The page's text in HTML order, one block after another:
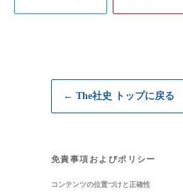
← The社史 トップに戻る
免責事項およびポリシー
コンテンツの位置づけと正確性